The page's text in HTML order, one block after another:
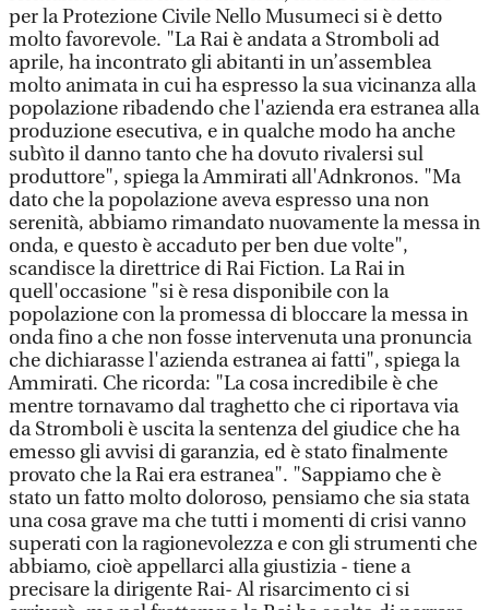
per la Protezione Civile Nello Musumeci si è detto
molto favorevole. "La Rai è andata a Stromboli ad
aprile, ha incontrato gli abitanti in un’assemblea
molto animata in cui ha espresso la sua vicinanza alla
popolazione ribadendo che l'azienda era estranea alla
produzione esecutiva, e in qualche modo ha anche
subìto il danno tanto che ha dovuto rivalersi sul
produttore", spiega la Ammirati all'Adnkronos. "Ma
dato che la popolazione aveva espresso una non
serenità, abbiamo rimandato nuovamente la messa in
onda, e questo è accaduto per ben due volte",
scandisce la direttrice di Rai Fiction. La Rai in
quell'occasione "si è resa disponibile con la
popolazione con la promessa di bloccare la messa in
onda fino a che non fosse intervenuta una pronuncia
che dichiarasse l'azienda estranea ai fatti", spiega la
Ammirati. Che ricorda: "La cosa incredibile è che
mentre tornavamo dal traghetto che ci riportava via
da Stromboli è uscita la sentenza del giudice che ha
emesso gli avvisi di garanzia, ed è stato finalmente
provato che la Rai era estranea". "Sappiamo che è
stato un fatto molto doloroso, pensiamo che sia stata
una cosa grave ma che tutti i momenti di crisi vanno
superati con la ragionevolezza e con gli strumenti che
abbiamo, cioè appellarci alla giustizia - tiene a
precisare la dirigente Rai- Al risarcimento ci si